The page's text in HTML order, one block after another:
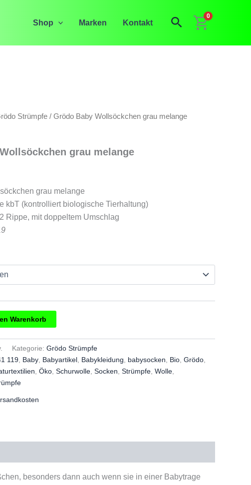
Shop Marken Kontakt Suchen
0
Strümpfe / Grödo Baby Wollsöckchen grau melange
grau melange
grau melange
kbT (kontrolliert biologische Tierhaltung)
Rippe, mit doppeltem Umschlag
Warenkorb
Kategorie: Grödo Strümpfe
119 Baby Babyartikel Babykleidung babysocken Bio Grödo
Öko Schurwolle Socken Strümpfe Wolle
besonders dann auch wenn sie in einer Babytrage